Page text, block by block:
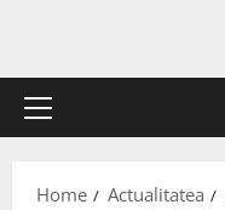
Primary
Home Actualitatea